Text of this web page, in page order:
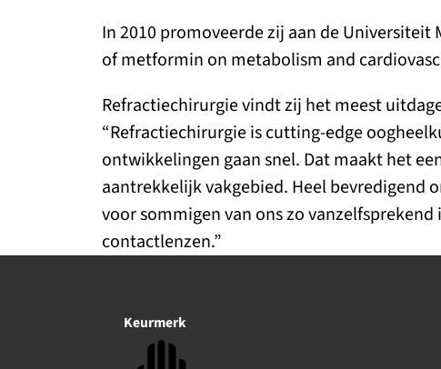
In 2010 promoveerde zij aan de
of metformin on metabolism and
Refractiechirurgie vindt zij het meest
“Refractiechirurgie is cutting-edge
ontwikkelingen gaan snel. Dat maakt het
aantrekkelijk vakgebied. Heel bevredigend
voor sommigen van ons zo
contactlenzen.”
Keurmerk